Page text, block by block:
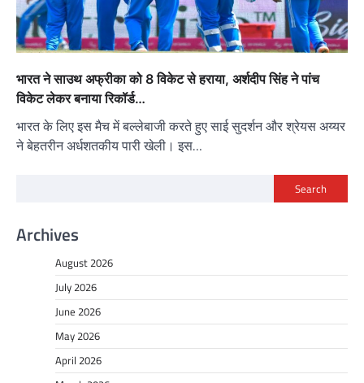
भारत ने साउथ अफ्रीका को 8 विकेट से हराया, अर्शदीप सिंह ने पांच
विकेट लेकर बनाया रिकॉर्ड…
भारत के लिए इस मैच में बल्लेबाजी करते हुए साई सुदर्शन और श्रेयस अय्यर
ने बेहतरीन अर्धशतकीय पारी खेली। इस…
Search
Archives
August 2026
July 2026
June 2026
May 2026
April 2026